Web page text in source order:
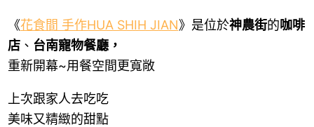
《花食間 手作HUA SHIH JIAN》是位於神農街的咖啡
店、 台南寵物餐廳，
重新開幕~用餐空間更寬敞
上次跟家人去吃吃
美味又精緻的甜點